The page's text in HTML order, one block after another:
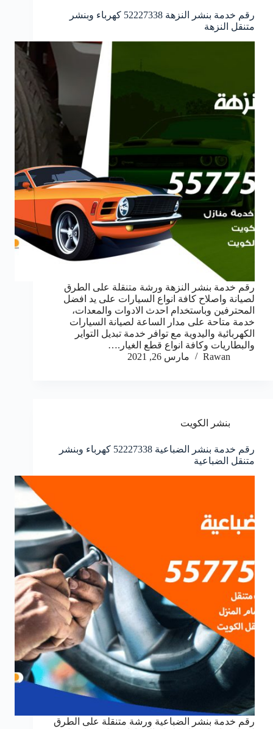
رقم خدمة بنشر النزهة 52227338 كهرباء وبنشر
متنقل النزهة
رقم خدمة بنشر النزهة ورشة متنقلة على الطرق
لصيانة واصلاح كافة انواع السيارات على يد افضل
المحترفين وباستخدام احدث الادوات والمعدات،
خدمة متاحة على مدار الساعة لصيانة السيارات
الكهربائية واليدوية مع توافر خدمة تبديل التواير
والبطاريات وكافة انواع قطع الغيار.…
Rawan
مارس 26, 2021
بنشر الكويت
رقم خدمة بنشر الضباعية 52227338 كهرباء وبنشر
متنقل الضباعية
رقم خدمة بنشر الضباعية ورشة متنقلة على الطرق